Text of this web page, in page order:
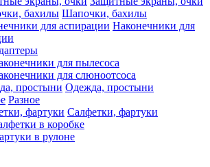
Шапочки, бахилы
Наконечники для
для пылесоса
для слюноотсоса
Одежда, простыни
Разное
Салфетки, фартуки
в коробке
в рулоне